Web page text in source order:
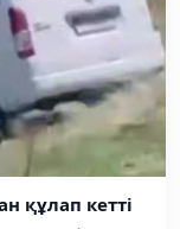
құлап кетті